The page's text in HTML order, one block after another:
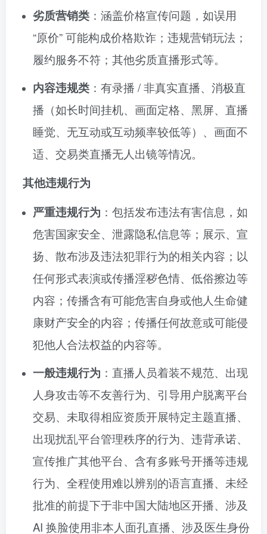
劣质营销类 ：涵盖价格宣传问题，如误用
“原价” 可能构成价格欺诈；违规营销玩法；
履约服务不符；其他劣质直播形式等。
内容违规类 ：有录播 / 非真实直播、消极直
播（如长时间挂机、画面定格、黑屏、直播
睡觉、无互动或互动频率较低等）、画面不
适、交易类直播无人出镜等情况。
其他违规行为
严重违规行为 ：包括发布违法有害信息，如
危害国家安全、泄露隐私信息等；展示、宣
扬、散布涉及违法犯罪行为的相关内容；以
任何形式表演或传播淫秽色情、低俗擦边等
内容；传播含有可能危害自身或他人生命健
康财产安全的内容；传播任何故意或可能侵
犯他人合法权益的内容等。
一般违规行为 ：直播人员着装不规范、出现
人身攻击等不友善行为、引导用户脱离平台
交易、未取得相应资质开展特定主题直播、
出现扰乱平台管理秩序的行为、违背承诺、
宣传推广其他平台、含有多账号开播等违规
行为、全程使用难以辨别的语言直播、未经
批准的前提下于非中国大陆地区开播、涉及
AI 换脸使用非本人面孔直播、涉及医生身份